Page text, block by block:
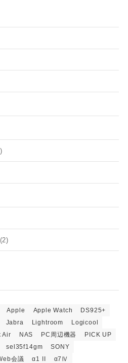
(2)
Apple Apple Watch
DS925+
Jabra Lightroom
Logicool
Air NAS PC周辺機器
PICK UP
sel35f14gm
SONY
会議 α1 II
α7Ⅳ